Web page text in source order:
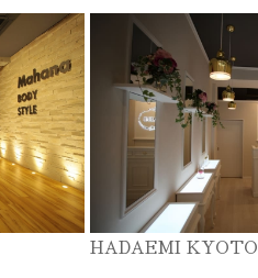
HADAEMI KYOTO